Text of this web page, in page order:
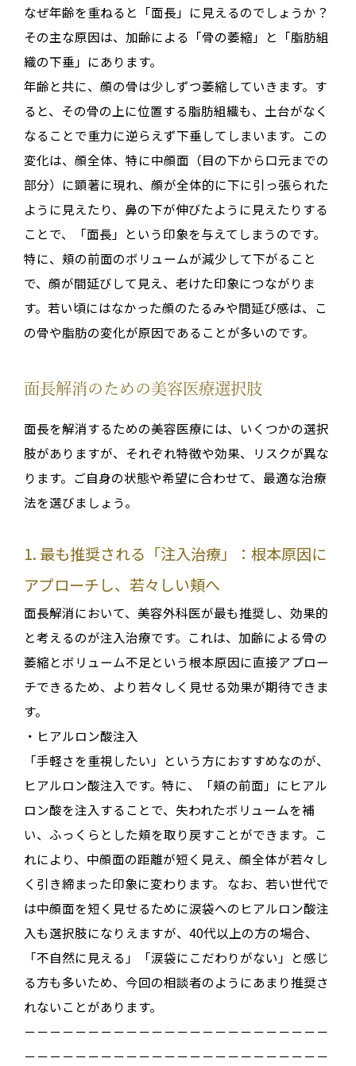
なぜ年齢を重ねると「面長」に見えるのでしょうか？
その主な原因は、加齢による「骨の萎縮」 と 「脂肪組
織の下垂」にあります。
年齢と共に、顔の骨は少しずつ萎縮していきます。す
ると、その骨の上に位置する脂肪組織も、土台がなく
なることで重力に逆らえず下垂してしまいます。この
変化は、顔全体、特に中顔面（目の下から口元までの
部分）に顕著に現れ、顔が全体的に下に引っ張られた
ように見えたり、鼻の下が伸びたように見えたりする
ことで、「面長」という印象を与えてしまうのです。
特に、 頬の前面のボリュームが減少して下がること
で、顔が間延びして見え、老けた印象につながりま
す。若い頃にはなかった顔のたるみや間延び感は、こ
の骨や脂肪の変化が原因であることが多いのです。
面長解消のための美容医療選択肢
面長を解消するための美容医療には、いくつかの選択
肢がありますが、それぞれ特徴や効果、リスクが異な
ります。ご自身の状態や希望に合わせて、最適な治療
法を選びましょう。
1. 最も推奨される「注入治療」：根本原因に
アプローチし、若々しい頬へ
面長解消において、美容外科医が最も推奨し、効果的
と考えるのが注入治療です。これは、加齢による骨の
萎縮とボリューム不足という根本原因に直接アプロー
チできるため、より若々しく見せる効果が期待できま
す。
・ヒアルロン酸注入
「手軽さを重視したい」という方におすすめなのが、
ヒアルロン酸注入です。特に、「頬の前面」にヒアル
ロン酸を注入することで、失われたボリュームを補
い、ふっくらとした頬を取り戻すことができます。こ
れにより、中顔面の距離が短く見え、顔全体が若々し
く引き締まった印象に変わります。
なお、若い世代で
は中顔面を短く見せるために涙袋へのヒアルロン酸注
入も選択肢になりえますが、40代以上の方の場合、
「不自然に見える」「涙袋にこだわりがない」と感じ
る方も多いため、今回の相談者のようにあまり推奨さ
れないことがあります。
－－－－－－－－－－－－－－－－－－－－－－－－
－－－－－－－－－－－－－－－－－－－－－－－－